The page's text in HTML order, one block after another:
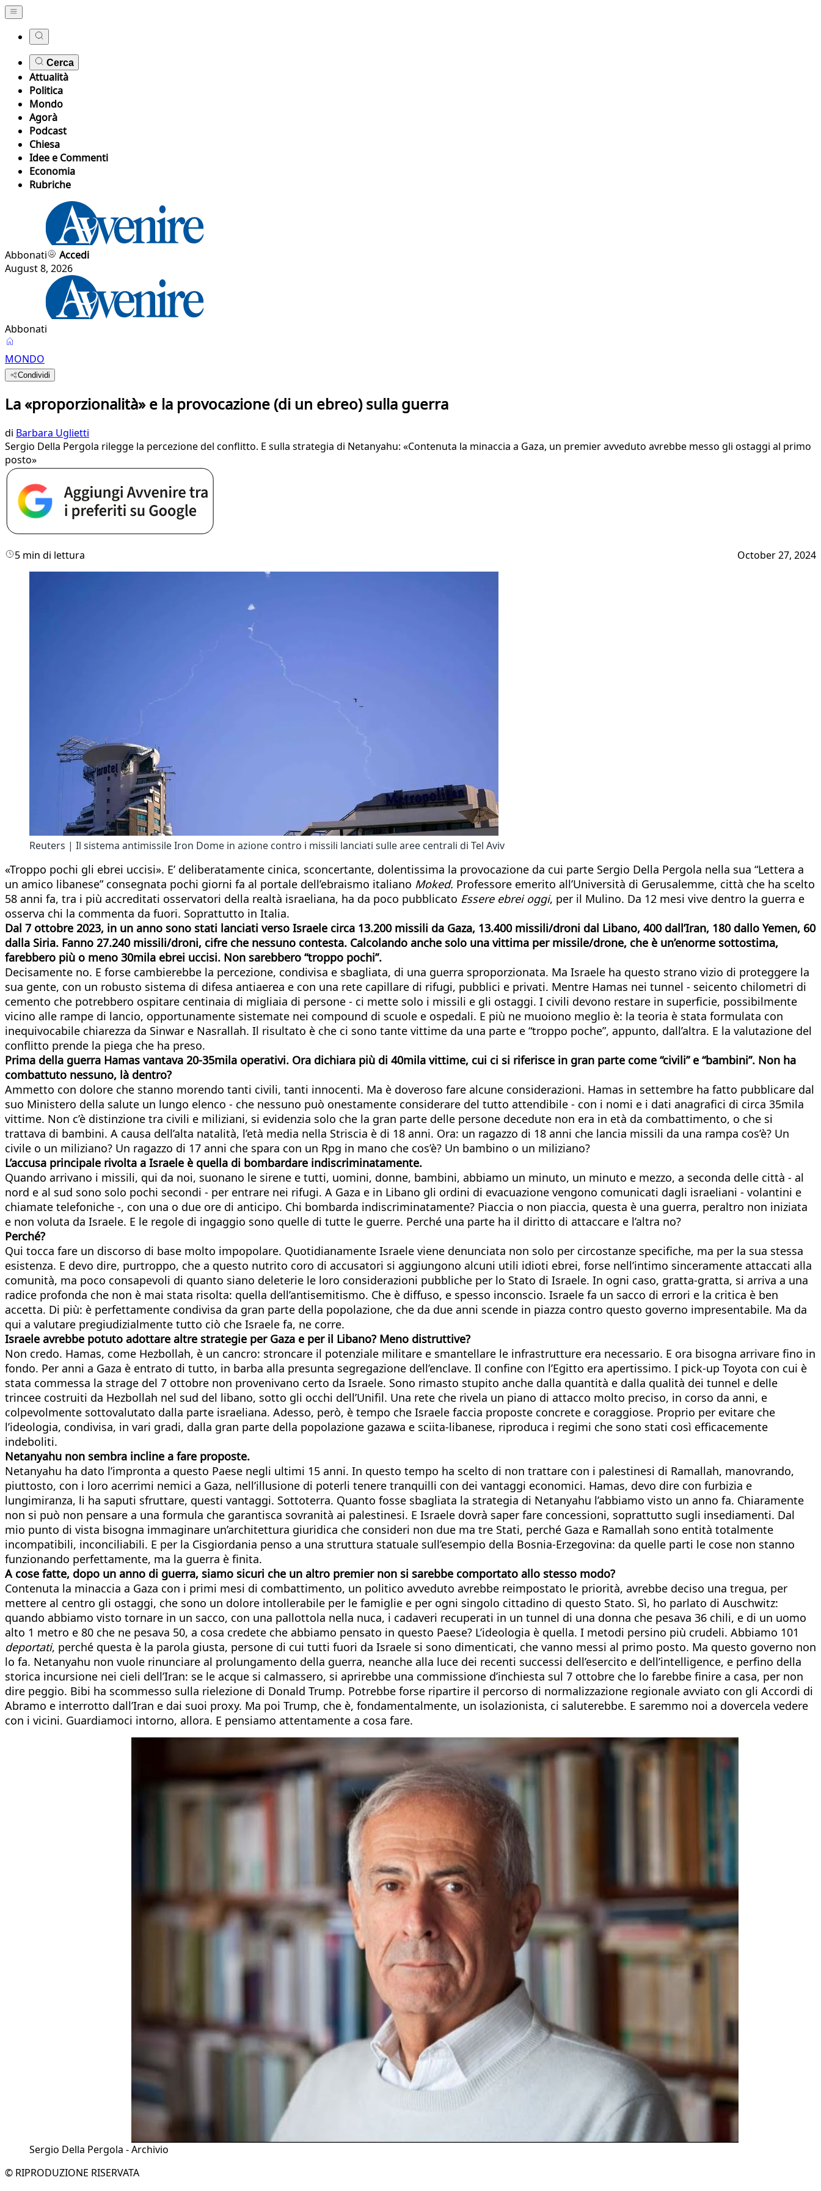
Cerca
Attualità
Politica
Mondo
Agorà
Podcast
Chiesa
Idee e Commenti
Economia
Rubriche
Abbonati
Accedi
August 8, 2026
Abbonati
MONDO
Condividi
La «proporzionalità» e la provocazione (di un ebreo) sulla guerra
di Barbara Uglietti
Sergio Della Pergola rilegge la percezione del conflitto. E sulla strategia di Netanyahu: «Contenuta la minaccia a Gaza, un premier avveduto avrebbe messo gli ostaggi al primo
posto»
5 min di lettura October 27, 2024
Reuters | Il sistema antimissile Iron Dome in azione contro i missili lanciati sulle aree centrali di Tel Aviv
«Troppo pochi gli ebrei uccisi». E’ deliberatamente cinica, sconcertante, dolentissima la provocazione da cui parte Sergio Della Pergola nella sua “Lettera a
un amico libanese” consegnata pochi giorni fa al portale dell’ebraismo italiano Moked. Professore emerito all’Università di Gerusalemme, città che ha scelto
58 anni fa, tra i più accreditati osservatori della realtà israeliana, ha da poco pubblicato Essere ebrei oggi, per il Mulino. Da 12 mesi vive dentro la guerra e
osserva chi la commenta da fuori. Soprattutto in Italia.
Dal 7 ottobre 2023, in un anno sono stati lanciati verso Israele circa 13.200 missili da Gaza, 13.400 missili/droni dal Libano, 400 dall’Iran, 180 dallo Yemen, 60
dalla Siria. Fanno 27.240 missili/droni, cifre che nessuno contesta. Calcolando anche solo una vittima per missile/drone, che è un’enorme sottostima,
farebbero più o meno 30mila ebrei uccisi. Non sarebbero “troppo pochi”.
Decisamente no. E forse cambierebbe la percezione, condivisa e sbagliata, di una guerra sproporzionata. Ma Israele ha questo strano vizio di proteggere la
sua gente, con un robusto sistema di difesa antiaerea e con una rete capillare di rifugi, pubblici e privati. Mentre Hamas nei tunnel - seicento chilometri di
cemento che potrebbero ospitare centinaia di migliaia di persone - ci mette solo i missili e gli ostaggi. I civili devono restare in superficie, possibilmente
vicino alle rampe di lancio, opportunamente sistemate nei compound di scuole e ospedali. E più ne muoiono meglio è: la teoria è stata formulata con
inequivocabile chiarezza da Sinwar e Nasrallah. Il risultato è che ci sono tante vittime da una parte e “troppo poche”, appunto, dall’altra. E la valutazione del
conflitto prende la piega che ha preso.
Prima della guerra Hamas vantava 20-35mila operativi. Ora dichiara più di 40mila vittime, cui ci si riferisce in gran parte come “civili” e “bambini”. Non ha
combattuto nessuno, là dentro?
Ammetto con dolore che stanno morendo tanti civili, tanti innocenti. Ma è doveroso fare alcune considerazioni. Hamas in settembre ha fatto pubblicare dal
suo Ministero della salute un lungo elenco - che nessuno può onestamente considerare del tutto attendibile - con i nomi e i dati anagrafici di circa 35mila
vittime. Non c’è distinzione tra civili e miliziani, si evidenzia solo che la gran parte delle persone decedute non era in età da combattimento, o che si
trattava di bambini. A causa dell’alta natalità, l’età media nella Striscia è di 18 anni. Ora: un ragazzo di 18 anni che lancia missili da una rampa cos’è? Un
civile o un miliziano? Un ragazzo di 17 anni che spara con un Rpg in mano che cos’è? Un bambino o un miliziano?
L’accusa principale rivolta a Israele è quella di bombardare indiscriminatamente.
Quando arrivano i missili, qui da noi, suonano le sirene e tutti, uomini, donne, bambini, abbiamo un minuto, un minuto e mezzo, a seconda delle città - al
nord e al sud sono solo pochi secondi - per entrare nei rifugi. A Gaza e in Libano gli ordini di evacuazione vengono comunicati dagli israeliani - volantini e
chiamate telefoniche -, con una o due ore di anticipo. Chi bombarda indiscriminatamente? Piaccia o non piaccia, questa è una guerra, peraltro non iniziata
e non voluta da Israele. E le regole di ingaggio sono quelle di tutte le guerre. Perché una parte ha il diritto di attaccare e l’altra no?
Perché?
Qui tocca fare un discorso di base molto impopolare. Quotidianamente Israele viene denunciata non solo per circostanze specifiche, ma per la sua stessa
esistenza. E devo dire, purtroppo, che a questo nutrito coro di accusatori si aggiungono alcuni utili idioti ebrei, forse nell’intimo sinceramente attaccati alla
comunità, ma poco consapevoli di quanto siano deleterie le loro considerazioni pubbliche per lo Stato di Israele. In ogni caso, gratta-gratta, si arriva a una
radice profonda che non è mai stata risolta: quella dell’antisemitismo. Che è diffuso, e spesso inconscio. Israele fa un sacco di errori e la critica è ben
accetta. Di più: è perfettamente condivisa da gran parte della popolazione, che da due anni scende in piazza contro questo governo impresentabile. Ma da
qui a valutare pregiudizialmente tutto ciò che Israele fa, ne corre.
Israele avrebbe potuto adottare altre strategie per Gaza e per il Libano? Meno distruttive?
Non credo. Hamas, come Hezbollah, è un cancro: stroncare il potenziale militare e smantellare le infrastrutture era necessario. E ora bisogna arrivare fino in
fondo. Per anni a Gaza è entrato di tutto, in barba alla presunta segregazione dell’enclave. Il confine con l’Egitto era apertissimo. I pick-up Toyota con cui è
stata commessa la strage del 7 ottobre non provenivano certo da Israele. Sono rimasto stupito anche dalla quantità e dalla qualità dei tunnel e delle
trincee costruiti da Hezbollah nel sud del libano, sotto gli occhi dell’Unifil. Una rete che rivela un piano di attacco molto preciso, in corso da anni, e
colpevolmente sottovalutato dalla parte israeliana. Adesso, però, è tempo che Israele faccia proposte concrete e coraggiose. Proprio per evitare che
l’ideologia, condivisa, in vari gradi, dalla gran parte della popolazione gazawa e sciita-libanese, riproduca i regimi che sono stati così efficacemente
indeboliti.
Netanyahu non sembra incline a fare proposte.
Netanyahu ha dato l’impronta a questo Paese negli ultimi 15 anni. In questo tempo ha scelto di non trattare con i palestinesi di Ramallah, manovrando,
piuttosto, con i loro acerrimi nemici a Gaza, nell’illusione di poterli tenere tranquilli con dei vantaggi economici. Hamas, devo dire con furbizia e
lungimiranza, li ha saputi sfruttare, questi vantaggi. Sottoterra. Quanto fosse sbagliata la strategia di Netanyahu l’abbiamo visto un anno fa. Chiaramente
non si può non pensare a una formula che garantisca sovranità ai palestinesi. E Israele dovrà saper fare concessioni, soprattutto sugli insediamenti. Dal
mio punto di vista bisogna immaginare un’architettura giuridica che consideri non due ma tre Stati, perché Gaza e Ramallah sono entità totalmente
incompatibili, inconciliabili. E per la Cisgiordania penso a una struttura statuale sull’esempio della Bosnia-Erzegovina: da quelle parti le cose non stanno
funzionando perfettamente, ma la guerra è finita.
A cose fatte, dopo un anno di guerra, siamo sicuri che un altro premier non si sarebbe comportato allo stesso modo?
Contenuta la minaccia a Gaza con i primi mesi di combattimento, un politico avveduto avrebbe reimpostato le priorità, avrebbe deciso una tregua, per
mettere al centro gli ostaggi, che sono un dolore intollerabile per le famiglie e per ogni singolo cittadino di questo Stato. Sì, ho parlato di Auschwitz:
quando abbiamo visto tornare in un sacco, con una pallottola nella nuca, i cadaveri recuperati in un tunnel di una donna che pesava 36 chili, e di un uomo
alto 1 metro e 80 che ne pesava 50, a cosa credete che abbiamo pensato in questo Paese? L’ideologia è quella. I metodi persino più crudeli. Abbiamo 101
deportati, perché questa è la parola giusta, persone di cui tutti fuori da Israele si sono dimenticati, che vanno messi al primo posto. Ma questo governo non
lo fa. Netanyahu non vuole rinunciare al prolungamento della guerra, neanche alla luce dei recenti successi dell’esercito e dell’intelligence, e perfino della
storica incursione nei cieli dell’Iran: se le acque si calmassero, si aprirebbe una commissione d’inchiesta sul 7 ottobre che lo farebbe finire a casa, per non
dire peggio. Bibi ha scommesso sulla rielezione di Donald Trump. Potrebbe forse ripartire il percorso di normalizzazione regionale avviato con gli Accordi di
Abramo e interrotto dall’Iran e dai suoi proxy. Ma poi Trump, che è, fondamentalmente, un isolazionista, ci saluterebbe. E saremmo noi a dovercela vedere
con i vicini. Guardiamoci intorno, allora. E pensiamo attentamente a cosa fare.
Sergio Della Pergola - Archivio
© RIPRODUZIONE RISERVATA